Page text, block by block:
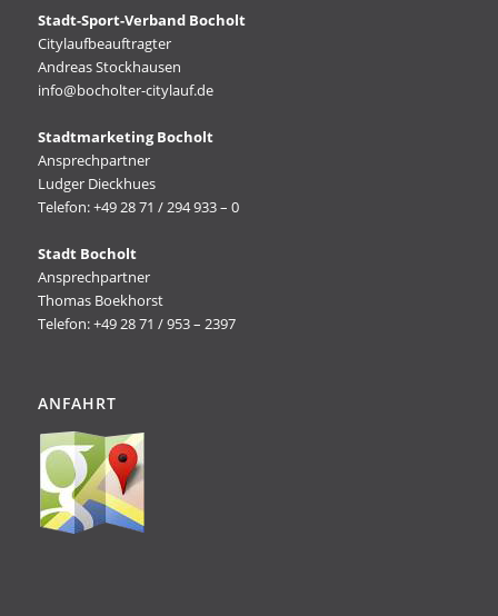
Stadt-Sport-Verband Bocholt
Citylaufbeauftragter
Andreas Stockhausen
info@bocholter-citylauf.de
Stadtmarketing Bocholt
Ansprechpartner
Ludger Dieckhues
Telefon: +49 28 71 / 294 933 – 0
Stadt Bocholt
Ansprechpartner
Thomas Boekhorst
Telefon: +49 28 71 / 953 – 2397
ANFAHRT